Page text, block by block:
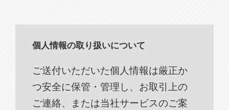
個人情報の取り扱いについて
ご送付いただいた個人情報は厳正か
つ安全に保管・管理し、お取引上の
ご連絡、または当社サービスのご案